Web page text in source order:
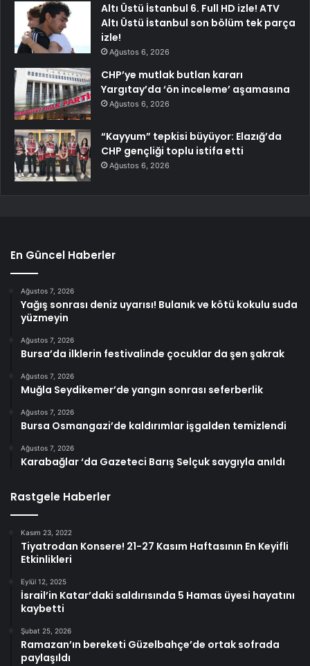
Altı Üstü İstanbul 6. Full HD izle! ATV
Altı Üstü İstanbul son bölüm tek parça
izle!
Ağustos 6, 2026
CHP’ye mutlak butlan kararı
Yargıtay’da ‘ön inceleme’ aşamasına
Ağustos 6, 2026
“Kayyum” tepkisi büyüyor: Elazığ’da
CHP gençliği toplu istifa etti
Ağustos 6, 2026
En Güncel Haberler
Ağustos 7, 2026
Yağış sonrası deniz uyarısı! Bulanık ve kötü kokulu suda
yüzmeyin
Ağustos 7, 2026
Bursa’da ilklerin festivalinde çocuklar da şen şakrak
Ağustos 7, 2026
Muğla Seydikemer’de yangın sonrası seferberlik
Ağustos 7, 2026
Bursa Osmangazi’de kaldırımlar işgalden temizlendi
Ağustos 7, 2026
Karabağlar ‘da Gazeteci Barış Selçuk saygıyla anıldı
Rastgele Haberler
Kasım 23, 2022
Tiyatrodan Konsere! 21-27 Kasım Haftasının En Keyifli
Etkinlikleri
Eylül 12, 2025
İsrail’in Katar’daki saldırısında 5 Hamas üyesi hayatını
kaybetti
Şubat 25, 2026
Ramazan’ın bereketi Güzelbahçe’de ortak sofrada
paylaşıldı